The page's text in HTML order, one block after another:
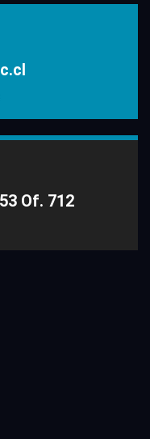
Of. 712